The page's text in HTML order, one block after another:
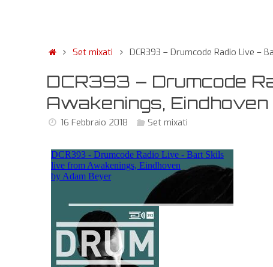
Set mixati DCR393 – Drumcode Radio Live –
DCR393 – Drumcode
Awakenings, Eindhoven
16 Febbraio 2018 Set mixati